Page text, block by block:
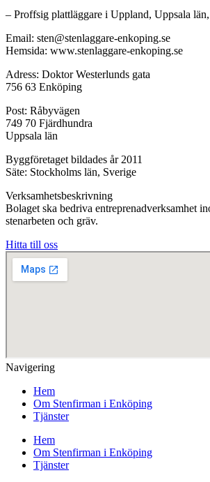
– Proffsig plattläggare i Uppland, Uppsala
Email: sten@stenlaggare-enkoping.se
Hemsida: www.stenlaggare-enkoping.se
Adress: Doktor Westerlunds gata
756 63 Enköping
Post: Råbyvägen
749 70 Fjärdhundra
Uppsala län
Byggföretaget bildades år 2011
Säte: Stockholms län, Sverige
Verksamhetsbeskrivning
Bolaget ska bedriva entreprenadverksamhet
stenarbeten och gräv.
Hitta till oss
Navigering
Hem
Om Stenfirman i Enköping
Tjänster
Hem
Om Stenfirman i Enköping
Tjänster